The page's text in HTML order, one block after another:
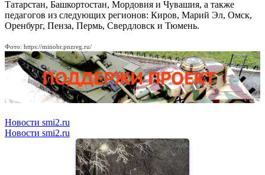
Татарстан, Башкортостан, Мордовия и Чувашия, а также
педагогов из следующих регионов: Киров, Марий Эл, Омск,
Оренбург, Пенза, Пермь, Свердловск и Тюмень.
Фото: https://minobr.pnzreg.ru/
Новости smi2.ru
Новости smi2.ru